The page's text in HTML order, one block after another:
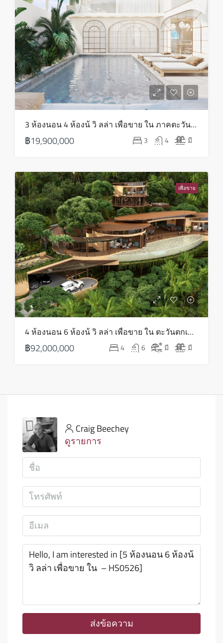
3 ห้องนอน 4 ห้องน้ วิ ลล่า เพื่อขาย ใน ภาคตะวันออกเฉียงเหนือ – HS0818
฿19,900,000 3 4 มี
เพื่อขาย
4 ห้องนอน 6 ห้องน้ วิ ลล่า เพื่อขาย ใน ตะวันตกเฉียงเหนือ – HS0817
฿92,000,000 4 6 มี มี
Craig Beechey
ดูรายการ
ส่งข้อความ